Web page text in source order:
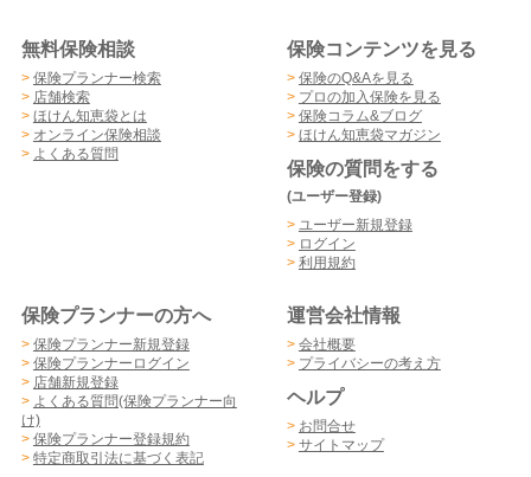
無料保険相談
> 保険プランナー検索
> 店舗検索
> ほけん知恵袋とは
> オンライン保険相談
> よくある質問
保険コンテンツを見る
> 保険のQ&Aを見る
> プロの加入保険を見る
> 保険コラム&ブログ
> ほけん知恵袋マガジン
保険の質問をする
(ユーザー登録)
> ユーザー新規登録
> ログイン
> 利用規約
保険プランナーの方へ
> 保険プランナー新規登録
> 保険プランナーログイン
> 店舗新規登録
> よくある質問(保険プランナー向
け)
> 保険プランナー登録規約
> 特定商取引法に基づく表記
運営会社情報
> 会社概要
> プライバシーの考え方
ヘルプ
> お問合せ
> サイトマップ